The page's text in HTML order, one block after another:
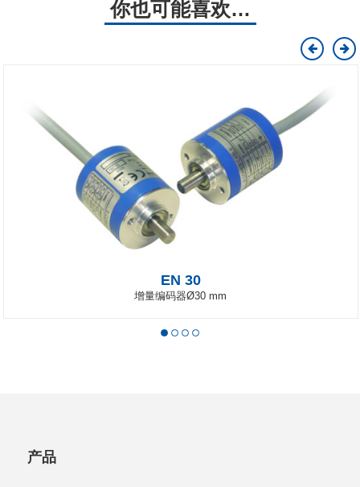
你也可能喜欢…
EN 30
增量编码器Ø30 mm
产品